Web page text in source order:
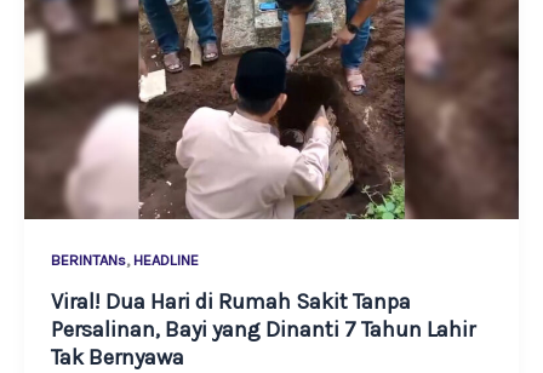
BERINTANs, HEADLINE
Viral! Dua Hari di Rumah Sakit Tanpa
Persalinan, Bayi yang Dinanti 7 Tahun Lahir
Tak Bernyawa